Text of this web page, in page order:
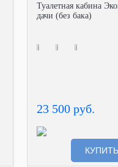
Туалетная кабина
дачи (без бака)
23 500 руб.
КУПИТЬ